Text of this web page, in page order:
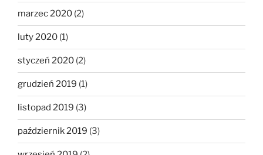
marzec 2020 (2)
luty 2020 (1)
styczeń 2020 (2)
grudzień 2019 (1)
listopad 2019 (3)
październik 2019 (3)